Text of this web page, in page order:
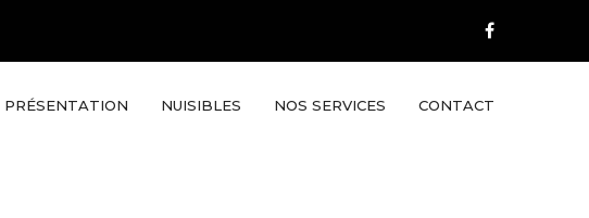
PRÉSENTATION NUISIBLES NOS SERVICES CONTACT